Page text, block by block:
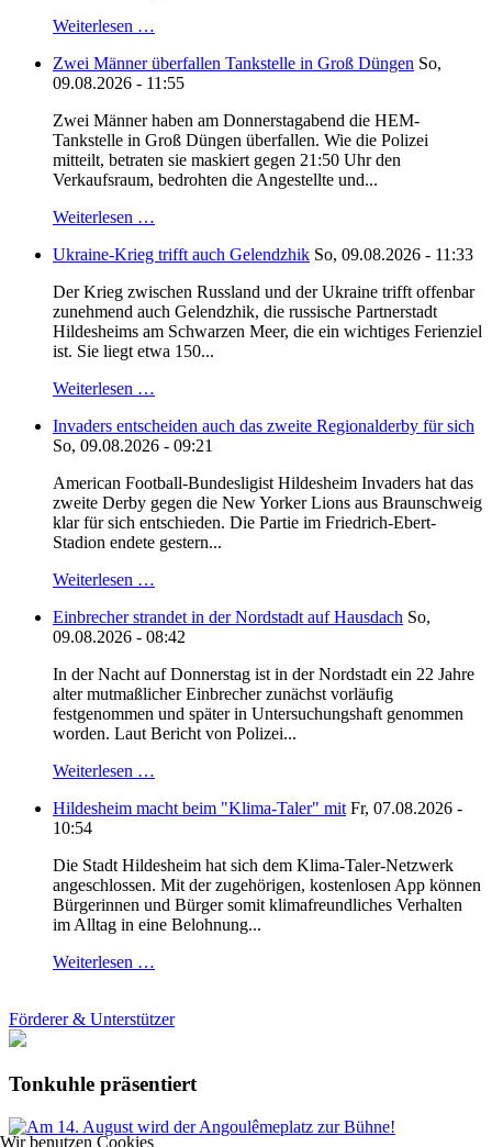
Weiterlesen …
Zwei Männer überfallen Tankstelle in Groß Düngen So,
09.08.2026 - 11:55
Zwei Männer haben am Donnerstagabend die HEM-
Tankstelle in Groß Düngen überfallen. Wie die Polizei
mitteilt, betraten sie maskiert gegen 21:50 Uhr den
Verkaufsraum, bedrohten die Angestellte und...
Weiterlesen …
Ukraine-Krieg trifft auch Gelendzhik So, 09.08.2026 - 11:33
Der Krieg zwischen Russland und der Ukraine trifft offenbar
zunehmend auch Gelendzhik, die russische Partnerstadt
Hildesheims am Schwarzen Meer, die ein wichtiges Ferienziel
ist. Sie liegt etwa 150...
Weiterlesen …
Invaders entscheiden auch das zweite Regionalderby für sich
So, 09.08.2026 - 09:21
American Football-Bundesligist Hildesheim Invaders hat das
zweite Derby gegen die New Yorker Lions aus Braunschweig
klar für sich entschieden. Die Partie im Friedrich-Ebert-
Stadion endete gestern...
Weiterlesen …
Einbrecher strandet in der Nordstadt auf Hausdach So,
09.08.2026 - 08:42
In der Nacht auf Donnerstag ist in der Nordstadt ein 22 Jahre
alter mutmaßlicher Einbrecher zunächst vorläufig
festgenommen und später in Untersuchungshaft genommen
worden. Laut Bericht von Polizei...
Weiterlesen …
Hildesheim macht beim "Klima-Taler" mit Fr, 07.08.2026 -
10:54
Die Stadt Hildesheim hat sich dem Klima-Taler-Netzwerk
angeschlossen. Mit der zugehörigen, kostenlosen App können
Bürgerinnen und Bürger somit klimafreundliches Verhalten
im Alltag in eine Belohnung...
Weiterlesen …
Förderer & Unterstützer
Tonkuhle präsentiert
Wir benutzen Cookies